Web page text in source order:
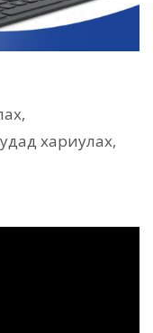
хариулах,